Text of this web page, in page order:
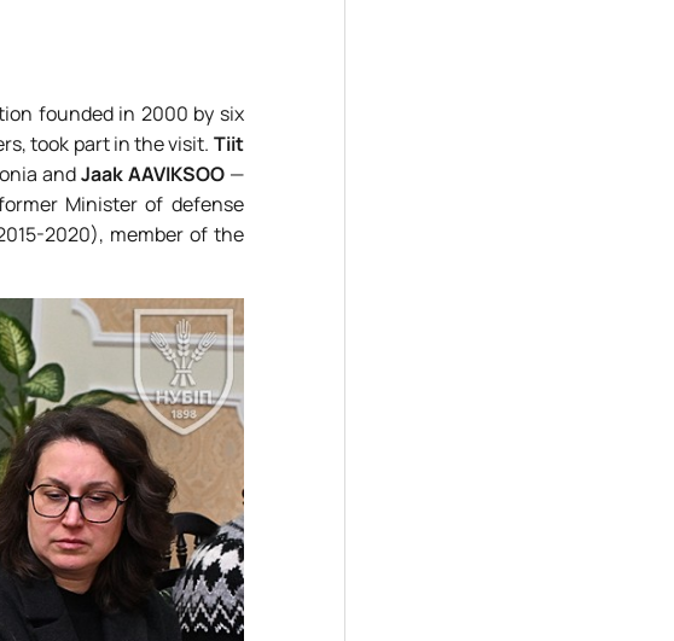
founded in 2000 by six
took part in the visit. Tiit
andJaak AAVIKSOO—
Minister of defense
2020), member of the